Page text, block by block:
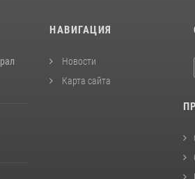
НАВИГАЦИЯ
Новости
Карта сайта